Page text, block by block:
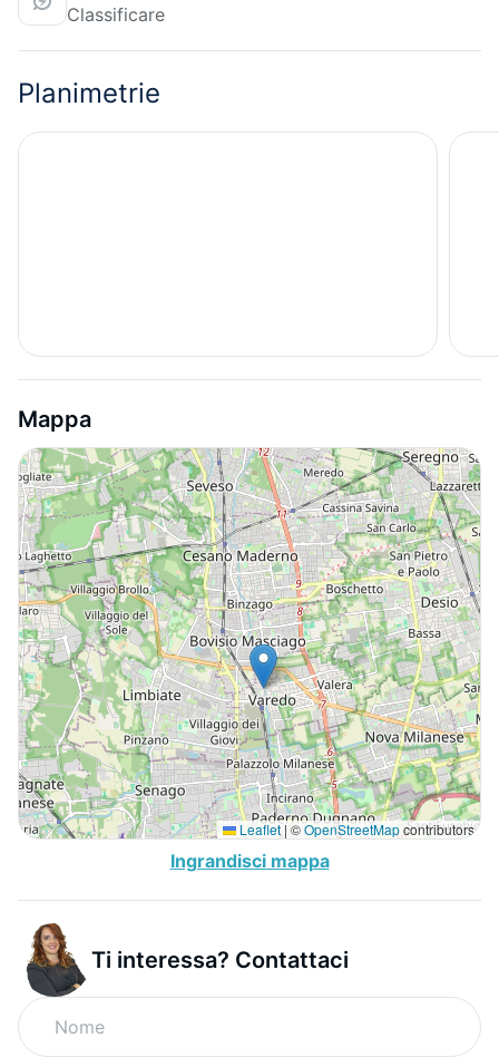
Classificare
Planimetrie
Mappa
Leaflet |©OpenStreetMapcontributors
Ingrandisci mappa
Ti interessa? Contattaci